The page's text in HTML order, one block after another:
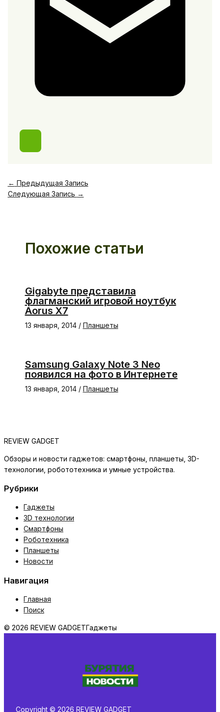
← Предыдущая Запись
Следующая Запись →
Похожие статьи
Gigabyte представила
флагманский игровой ноутбук
Aorus X7
13 января, 2014 / Планшеты
Samsung Galaxy Note 3 Neo
появился на фото в Интернете
13 января, 2014 / Планшеты
REVIEW GADGET
Обзоры и новости гаджетов: смартфоны, планшеты, 3D-
технологии, робототехника и умные устройства.
Рубрики
Гаджеты
3D технологии
Смартфоны
Роботехника
Планшеты
Новости
Навигация
Главная
Поиск
© 2026 REVIEW GADGETГаджеты
Copyright © 2026 REVIEW GADGET